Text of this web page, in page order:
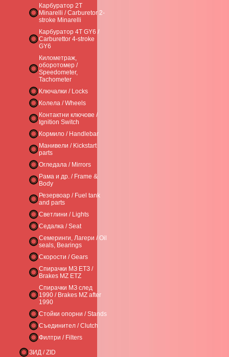
Карбуратор 2T
Minarelli / Carburetor 2-
stroke Minarelli
Карбуратор 4T GY6 /
Carburettor 4-stroke
GY6
Километраж,
оборотомер /
Speedometer,
Tachometer
Ключалки / Locks
Колела / Wheels
Контактни ключове /
Ignition Switch
Кормило / Handlebar
Манивели / Kickstart
parts
Огледала / Mirrors
Рама и др. / Frame &
Body
Резервоар / Fuel tank
and parts
Светлини / Lights
Седалка / Seat
Семеринги, Лагери / Oil
seals, Bearings
Скорости / Gears
Спирачки МЗ ЕТЗ /
Brakes MZ ETZ
Спирачки МЗ след
1990 / Brakes MZ after
1990
Стойки опорни / Stands
Съединител / Clutch
Филтри / Filters
ЗИД / ZID